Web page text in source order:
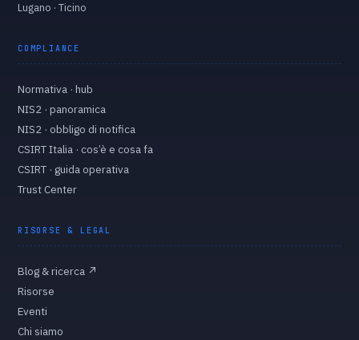
Lugano · Ticino
COMPLIANCE
Normativa · hub
NIS2 · panoramica
NIS2 · obbligo di notifica
CSIRT Italia · cos’è e cosa fa
CSIRT · guida operativa
Trust Center
RISORSE & LEGAL
Blog & ricerca ↗
Risorse
Eventi
Chi siamo